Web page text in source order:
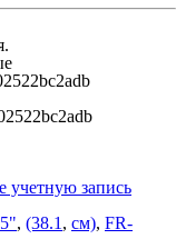
учетную запись
, (38.1 , см), FR-